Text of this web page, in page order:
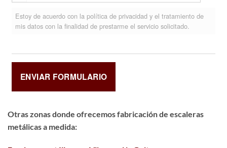
Estoy de acuerdo con la política de privacidad y el tratamiento de
mis datos con la finalidad de prestarme el servicio solicitado.
Otras zonas donde ofrecemos fabricación de escaleras
metálicas a medida: